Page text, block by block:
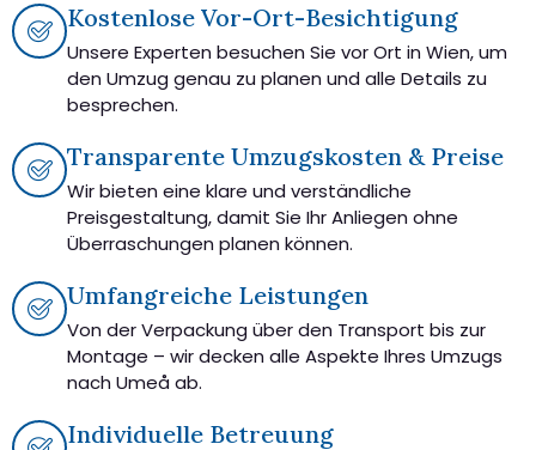
Kostenlose Vor-Ort-Besichtigung
Unsere Experten besuchen Sie vor Ort in Wien, um
den Umzug genau zu planen und alle Details zu
besprechen.
Transparente Umzugskosten & Preise
Wir bieten eine klare und verständliche
Preisgestaltung, damit Sie Ihr Anliegen ohne
Überraschungen planen können.
Umfangreiche Leistungen
Von der Verpackung über den Transport bis zur
Montage – wir decken alle Aspekte Ihres Umzugs
nach Umeå ab.
Individuelle Betreuung